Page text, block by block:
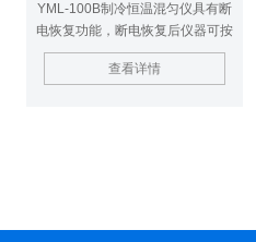
YML-100B制冷恒温混匀仪具有断
电恢复功能，断电恢复后仪器可按
原设定程序自动恢复运行。
查看详情